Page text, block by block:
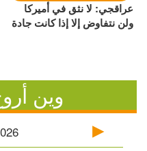
عراقجي: لا نثق في أميركا
ولن نتفاوض إلا إذا كانت جادة
وين